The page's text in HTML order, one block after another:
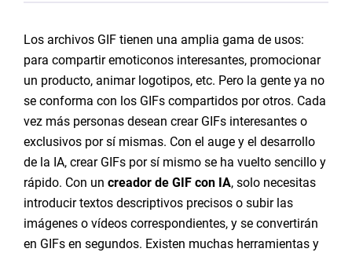
Los archivos GIF tienen una amplia gama de usos:
para compartir emoticonos interesantes, promocionar
un producto, animar logotipos, etc. Pero la gente ya no
se conforma con los GIFs compartidos por otros. Cada
vez más personas desean crear GIFs interesantes o
exclusivos por sí mismas. Con el auge y el desarrollo
de la IA, crear GIFs por sí mismo se ha vuelto sencillo y
rápido. Con un creador de GIF con IA, solo necesitas
introducir textos descriptivos precisos o subir las
imágenes o vídeos correspondientes, y se convertirán
en GIFs en segundos. Existen muchas herramientas y